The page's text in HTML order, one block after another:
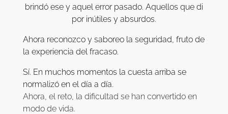
brindó ese y aquel error pasado. Aquellos que di
por inútiles y absurdos.
Ahora reconozco y saboreo la seguridad, fruto de
la experiencia del fracaso.
Sí. En muchos momentos la cuesta arriba se
normalizó en el día a día.
Ahora, el reto, la dificultad se han convertido en
modo de vida.